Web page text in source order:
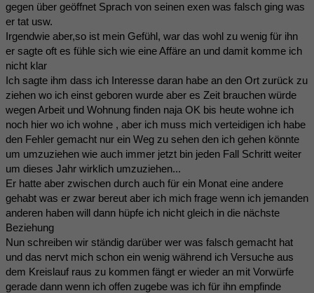
gegen über geöffnet Sprach von seinen exen was falsch ging was
er tat usw.
Irgendwie aber,so ist mein Gefühl, war das wohl zu wenig für ihn
er sagte oft es fühle sich wie eine Affäre an und damit komme ich
nicht klar
Ich sagte ihm dass ich Interesse daran habe an den Ort zurück zu
ziehen wo ich einst geboren wurde aber es Zeit brauchen würde
wegen Arbeit und Wohnung finden naja OK bis heute wohne ich
noch hier wo ich wohne , aber ich muss mich verteidigen ich habe
den Fehler gemacht nur ein Weg zu sehen den ich gehen könnte
um umzuziehen wie auch immer jetzt bin jeden Fall Schritt weiter
um dieses Jahr wirklich umzuziehen...
Er hatte aber zwischen durch auch für ein Monat eine andere
gehabt was er zwar bereut aber ich mich frage wenn ich jemanden
anderen haben will dann hüpfe ich nicht gleich in die nächste
Beziehung
Nun schreiben wir ständig darüber wer was falsch gemacht hat
und das nervt mich schon ein wenig während ich Versuche aus
dem Kreislauf raus zu kommen fängt er wieder an mit Vorwürfe
gerade dann wenn ich offen zugebe was ich für ihn empfinde